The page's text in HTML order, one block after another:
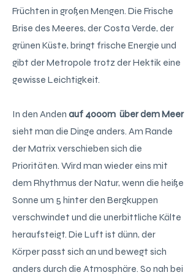
Früchten in großen Mengen. Die Frische
Brise des Meeres, der Costa Verde, der
grünen Küste, bringt frische Energie und
gibt derMetropole trotz der Hektik eine
gewisse Leichtigkeit.
In den Anden auf 4000m über dem Meer
sieht man die Dinge anders. Am Rande
der Matrix verschieben sich die
Prioritäten. Wird man wieder eins mit
dem Rhythmus derNatur, wenn die heiße
Sonne um 5 hinter den Bergkuppen
verschwindet und die unerbittliche Kälte
heraufsteigt. Die Luft ist dünn, der
Körper passt sich an und bewegt sich
anders durch die Atmosphäre. So nah bei